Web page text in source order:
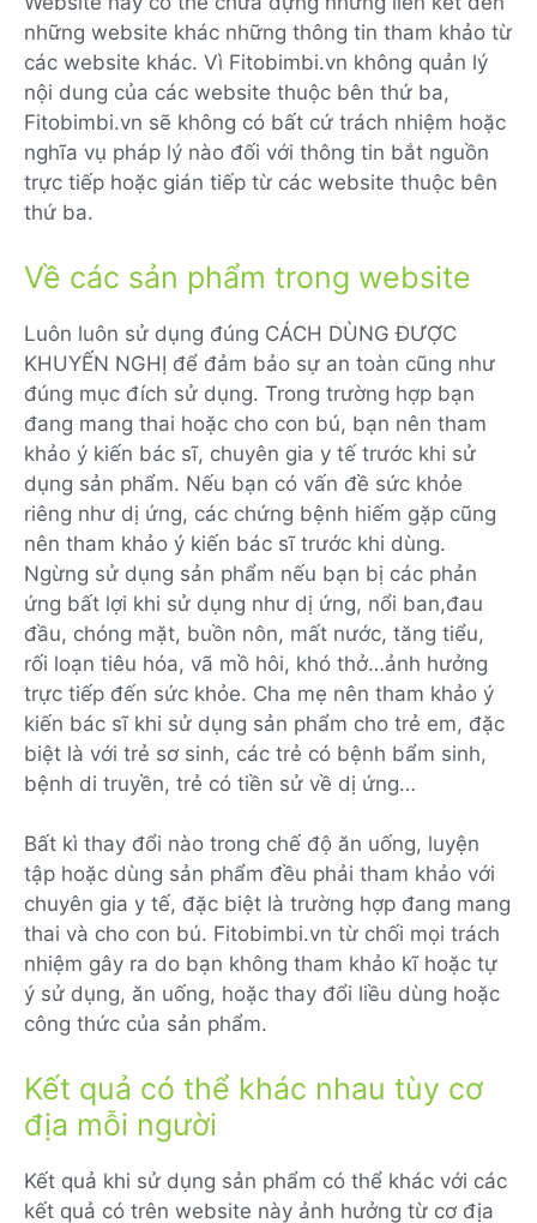
những website khác những thông tin tham khảo từ
các website khác. Vì Fitobimbi.vn không quản lý
nội dung của các website thuộc bên thứ ba,
Fitobimbi.vn sẽ không có bất cứ trách nhiệm hoặc
nghĩa vụ pháp lý nào đối với thông tin bắt nguồn
trực tiếp hoặc gián tiếp từ các website thuộc bên
thứ ba.
Về các sản phẩm trong website
Luôn luôn sử dụng đúng CÁCH DÙNG ĐƯỢC
KHUYẾN NGHỊ để đảm bảo sự an toàn cũng như
đúng mục đích sử dụng. Trong trường hợp bạn
đang mang thai hoặc cho con bú, bạn nên tham
khảo ý kiến bác sĩ, chuyên gia y tế trước khi sử
dụng sản phẩm. Nếu bạn có vấn đề sức khỏe
riêng như dị ứng, các chứng bệnh hiếm gặp cũng
nên tham khảo ý kiến bác sĩ trước khi dùng.
Ngừng sử dụng sản phẩm nếu bạn bị các phản
ứng bất lợi khi sử dụng như dị ứng, nổi ban,đau
đầu, chóng mặt, buồn nôn, mất nước, tăng tiểu,
rối loạn tiêu hóa, vã mồ hôi, khó thở…ảnh hưởng
trực tiếp đến sức khỏe. Cha mẹ nên tham khảo ý
kiến bác sĩ khi sử dụng sản phẩm cho trẻ em, đặc
biệt là với trẻ sơ sinh, các trẻ có bệnh bẩm sinh,
bệnh di truyền, trẻ có tiền sử về dị ứng…
Bất kì thay đổi nào trong chế độ ăn uống, luyện
tập hoặc dùng sản phẩm đều phải tham khảo với
chuyên gia y tế, đặc biệt là trường hợp đang mang
thai và cho con bú. Fitobimbi.vn từ chối mọi trách
nhiệm gây ra do bạn không tham khảo kĩ hoặc tự
ý sử dụng, ăn uống, hoặc thay đổi liều dùng hoặc
công thức của sản phẩm.
Kết quả có thể khác nhau tùy cơ
địa mỗi người
Kết quả khi sử dụng sản phẩm có thể khác với các
kết quả có trên website này ảnh hưởng từ cơ địa